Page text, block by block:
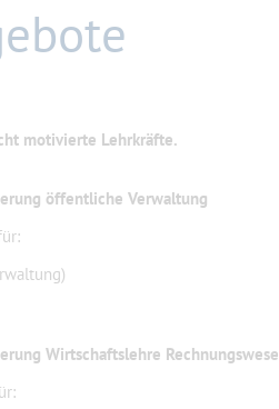
motivierte Lehrkräfte.
öffentliche Verwaltung
Wirtschaftslehre